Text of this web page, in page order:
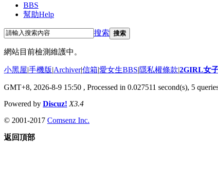
BBS
幫助Help
搜索 搜索
網站目前檢測維護中。
小黑屋|手機版|Archiver|信箱|愛女生BBS|隱私權條款|2GIRL女
GMT+8, 2026-8-9 15:50 , Processed in 0.027511 second(s), 5
Powered by Discuz! X3.4
© 2001-2017 Comsenz Inc.
返回頂部